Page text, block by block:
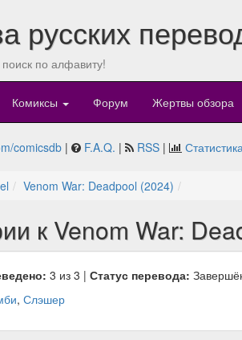
русских
по алфавиту!
Комиксы Форум Жертвы обзора
comicsdb | F.A.Q. | RSS |
Venom War: Deadpool (2024)
к Venom War:
3 из 3 | Статус перевода:
, Слэшер